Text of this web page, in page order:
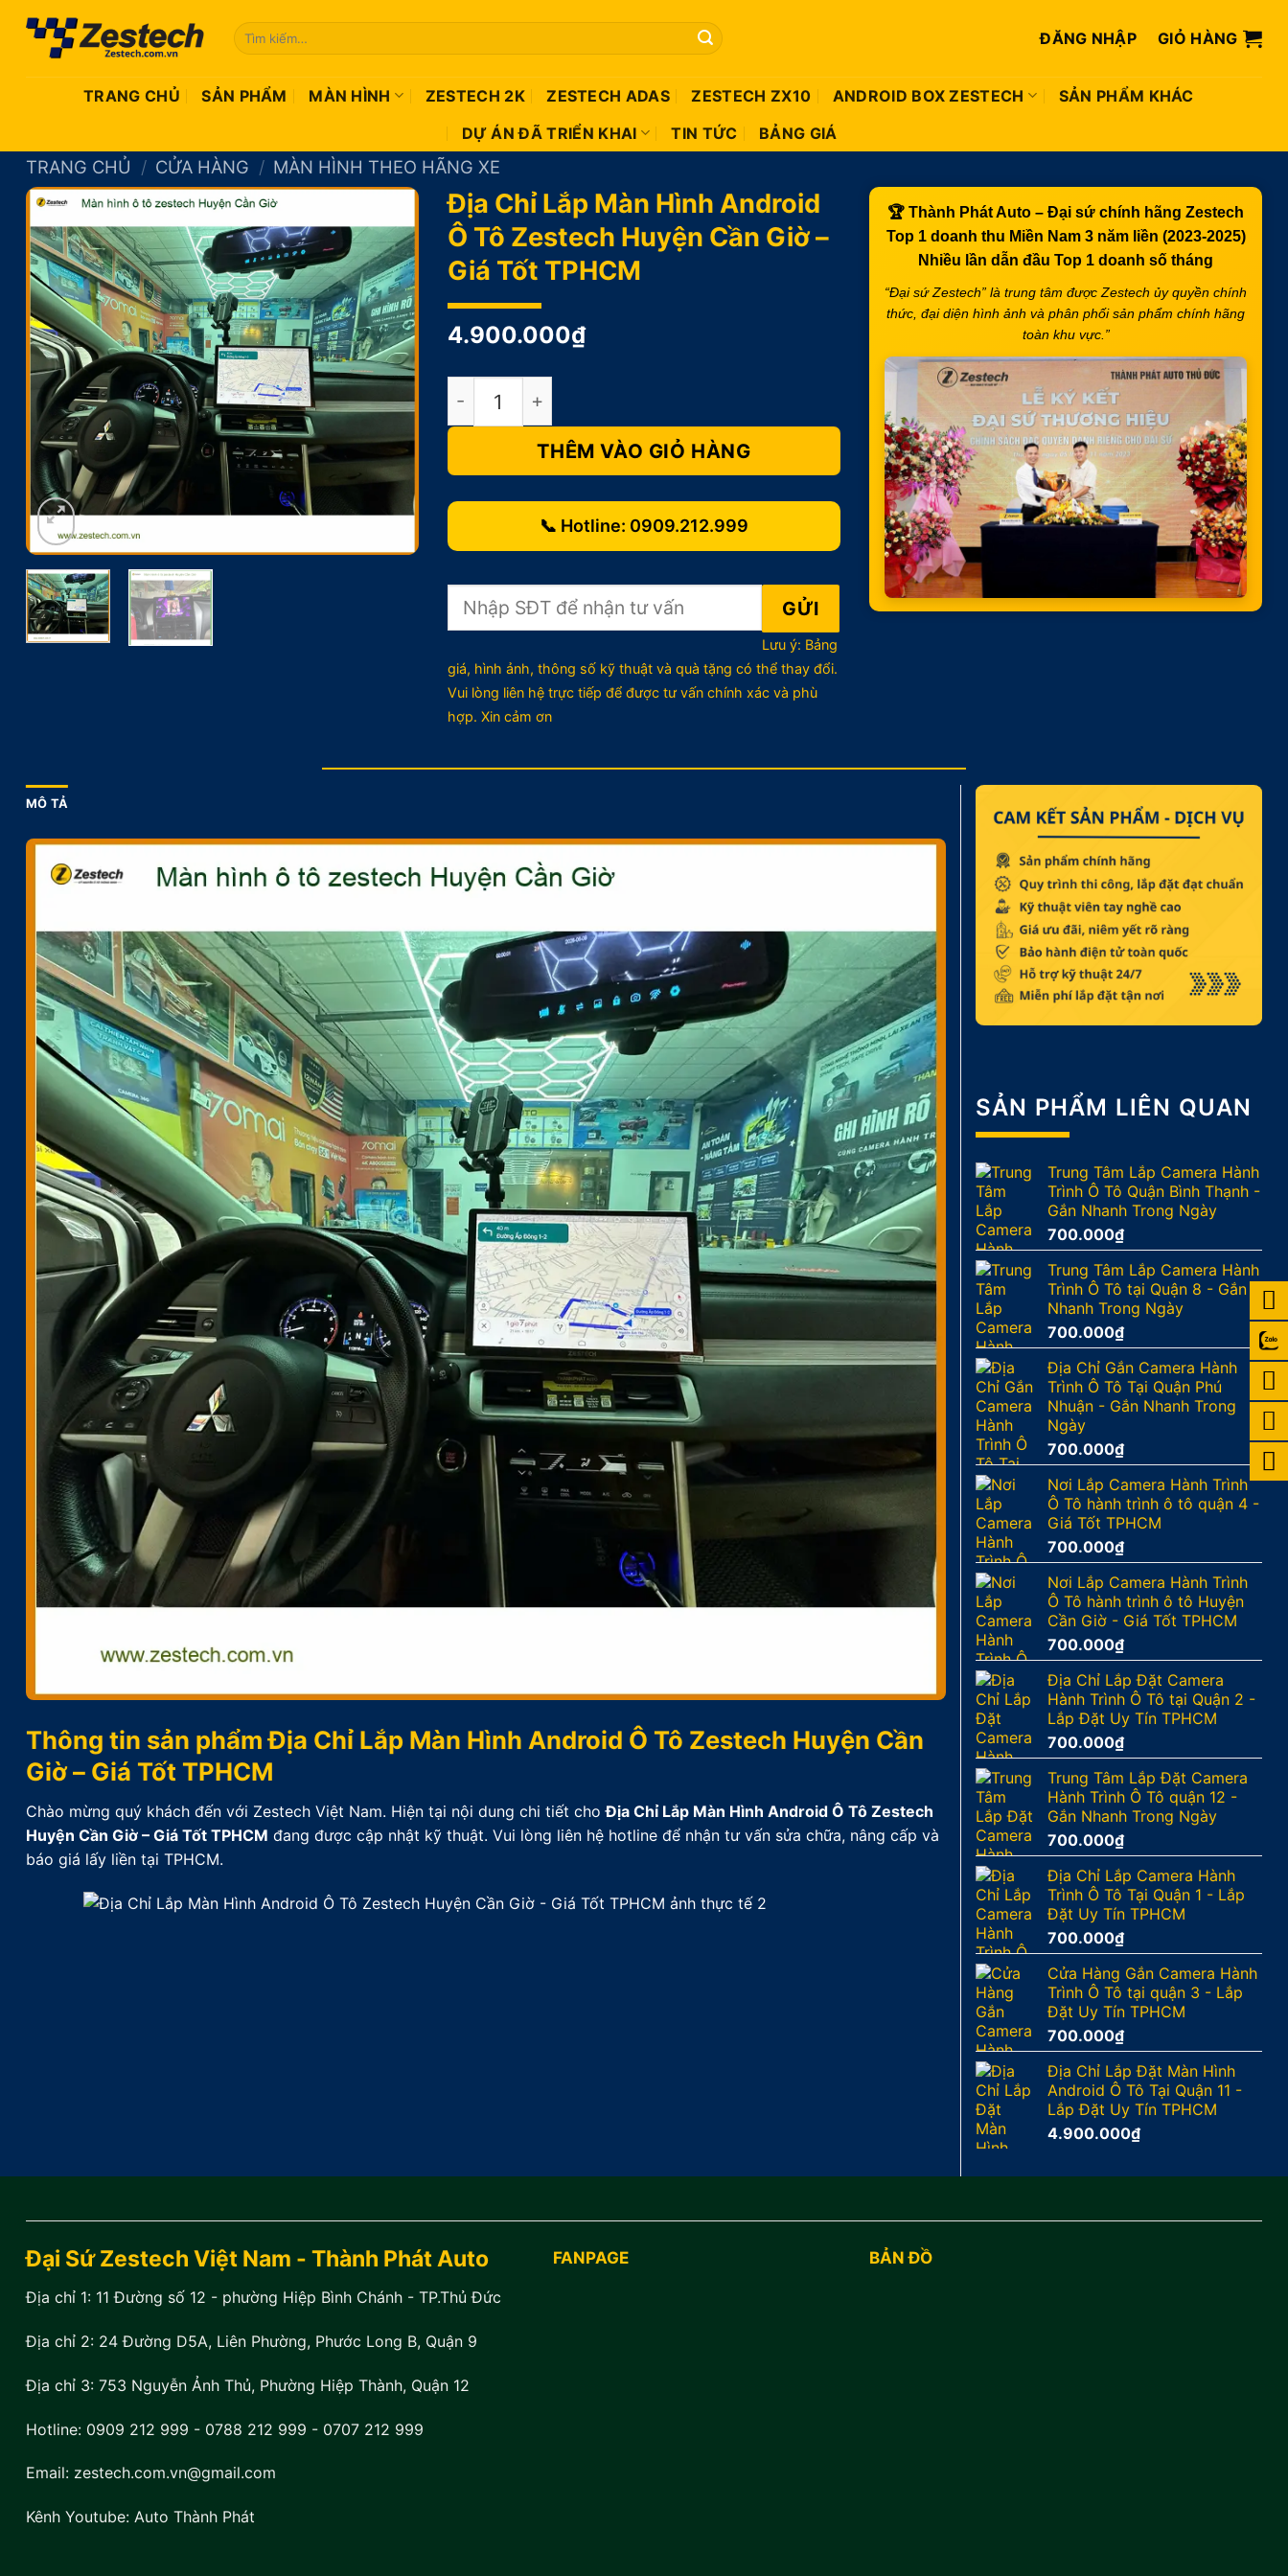
dung
Tìm
kiếm:
ĐĂNG NHẬP GIỎ HÀNG
TRANG CHỦ SẢN PHẨM MÀN HÌNH ZESTECH 2K ZESTECH ADAS ZESTECH ZX10 ANDROID BOX ZESTECH
SẢN PHẨM KHÁC
DỰ ÁN ĐÃ TRIỂN KHAI
TIN TỨC BẢNG GIÁ
TRANG CHỦ / CỬA HÀNG / MÀN HÌNH THEO HÃNG XE
Địa Chỉ Lắp Màn Hình Android
Ô Tô Zestech Huyện Cần Giờ –
Giá Tốt TPHCM
4.900.000₫
Địa Chỉ Lắp Màn Hình Android Ô Tô Zestech Huyện Cần Giờ - Giá Tốt TPHCM số lượng
THÊM VÀO GIỎ HÀNG
📞 Hotline: 0909.212.999
Lưu ý: Bảng
giá, hình ảnh, thông số kỹ thuật và quà tặng có thể thay đổi.
Vui lòng liên hệ trực tiếp để được tư vấn chính xác và phù
hợp. Xin cảm ơn
🏆 Thành Phát Auto – Đại sứ chính hãng Zestech
Top 1 doanh thu Miền Nam 3 năm liền (2023-2025)
Nhiều lần dẫn đầu Top 1 doanh số tháng
“Đại sứ Zestech” là trung tâm được Zestech ủy quyền chính
thức, đại diện hình ảnh và phân phối sản phẩm chính hãng
toàn khu vực.”
MÔ TẢ
Thông tin sản phẩm Địa Chỉ Lắp Màn Hình Android Ô Tô Zestech Huyện Cần
Giờ – Giá Tốt TPHCM
Chào mừng quý khách đến với Zestech Việt Nam. Hiện tại nội dung chi tiết choĐịa Chỉ Lắp Màn Hình Android Ô Tô Zestech
Huyện Cần Giờ – Giá Tốt TPHCM đang được cập nhật kỹ thuật. Vui lòng liên hệ hotline để nhận tư vấn sửa chữa, nâng cấp và
báo giá lấy liền tại TPHCM.
SẢN PHẨM LIÊN QUAN
Trung Tâm Lắp Camera Hành
Trình Ô Tô Quận Bình Thạnh -
Gắn Nhanh Trong Ngày
700.000₫
Trung Tâm Lắp Camera Hành
Trình Ô Tô tại Quận 8 - Gắn
Nhanh Trong Ngày
700.000₫
Địa Chỉ Gắn Camera Hành
Trình Ô Tô Tại Quận Phú
Nhuận - Gắn Nhanh Trong
Ngày
700.000₫
Nơi Lắp Camera Hành Trình
Ô Tô hành trình ô tô quận 4 -
Giá Tốt TPHCM
700.000₫
Nơi Lắp Camera Hành Trình
Ô Tô hành trình ô tô Huyện
Cần Giờ - Giá Tốt TPHCM
700.000₫
Địa Chỉ Lắp Đặt Camera
Hành Trình Ô Tô tại Quận 2 -
Lắp Đặt Uy Tín TPHCM
700.000₫
Trung Tâm Lắp Đặt Camera
Hành Trình Ô Tô quận 12 -
Gắn Nhanh Trong Ngày
700.000₫
Địa Chỉ Lắp Camera Hành
Trình Ô Tô Tại Quận 1 - Lắp
Đặt Uy Tín TPHCM
700.000₫
Cửa Hàng Gắn Camera Hành
Trình Ô Tô tại quận 3 - Lắp
Đặt Uy Tín TPHCM
700.000₫
Địa Chỉ Lắp Đặt Màn Hình
Android Ô Tô Tại Quận 11 -
Lắp Đặt Uy Tín TPHCM
4.900.000₫
Đại Sứ Zestech Việt Nam - Thành Phát Auto
Địa chỉ 1: 11 Đường số 12 - phường Hiệp Bình Chánh - TP.Thủ Đức
Địa chỉ 2: 24 Đường D5A, Liên Phường, Phước Long B, Quận 9
Địa chỉ 3: 753 Nguyễn Ảnh Thủ, Phường Hiệp Thành, Quận 12
Hotline: 0909 212 999 - 0788 212 999 - 0707 212 999
Email: zestech.com.vn@gmail.com
Kênh Youtube: Auto Thành Phát
FANPAGE BẢN ĐỒ